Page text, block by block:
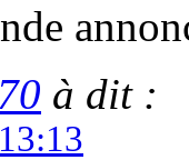
à dit :